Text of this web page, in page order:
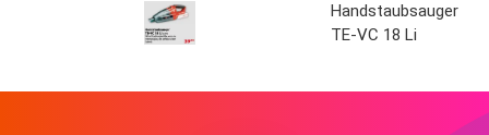
Handstaubsauger
TE-VC 18 Li